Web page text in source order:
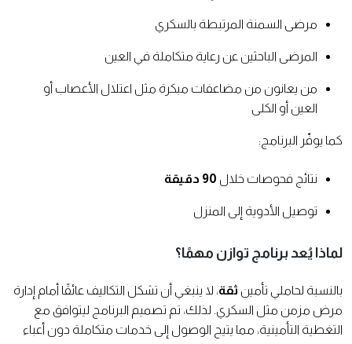
مرضى السمنة المرتبطة بالسكري
المرضى الباحثين عن رعاية متكاملة في العين
من يعانون من مضاعفات مبكرة مثل اعتلال الأعصاب أو
العين أو الكلى
كما يوفّر البرنامج:
نتائج فحوصات خلال 90 دقيقة
توصيل الأدوية إلى المنزل
لماذا يُعد برنامج توازن مهمًا؟
بالنسبة لحاملي تأمين ثقة، لا ينبغي أن تشكل التكاليف عائقًا أمام إدارة
مرض مزمن مثل السكري. لذلك، تم تصميم البرنامج ليتوافق مع
التغطية التأمينية، مما يتيح الوصول إلى خدمات متكاملة دون أعباء